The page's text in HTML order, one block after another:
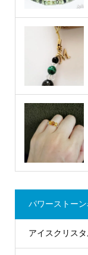
パワーストーン
アイスクリス